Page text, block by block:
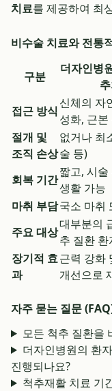
치료를 제공하여 최
비수술 치료와 전통
구분
더자인병
접근 방식
신체의 자
성화, 근본
절개 및
조직 손상
없거나 최
술 등)
회복 기간
짧고, 시
생활 가능
마취 부담국소 마취
주요 대상
대부분의
추 질환 환
장기적 효
과
근력 강화
개선으로
자주 묻는 질문
모든 척추 질환을
더자인병원의 환
진행되나요?
척추재활 치료 기